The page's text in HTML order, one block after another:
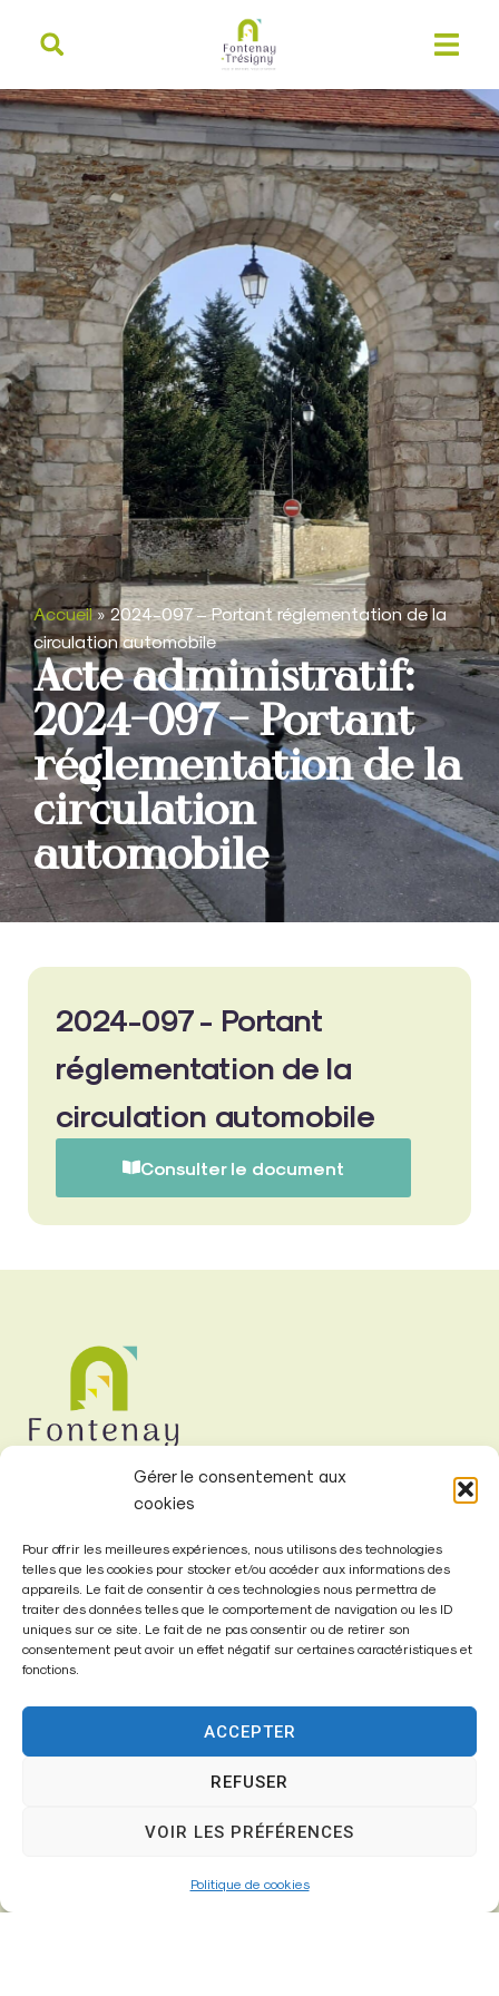
Gérer le consentement aux
cookies
Pour offrir les meilleures expériences, nous utilisons des technologies
telles que les cookies pour stocker et/ou accéder aux informations des
appareils. Le fait de consentir à ces technologies nous permettra de
traiter des données telles que le comportement de navigation ou les ID
uniques sur ce site. Le fait de ne pas consentir ou de retirer son
consentement peut avoir un effet négatif sur certaines caractéristiques et
fonctions.
ACCEPTER
REFUSER
VOIR LES PRÉFÉRENCES
Politique de cookies
principal
Accueil»2024-097 – Portant réglementation de la
circulation automobile
Acte administratif:
2024-097 – Portant
réglementation de la
circulation
automobile
2024-097 - Portant
réglementation de la
circulation automobile
Consulter le document
Mairie de
Fontenay-Trésigny
Mairie,
77610 – Fontenay-Trésigny